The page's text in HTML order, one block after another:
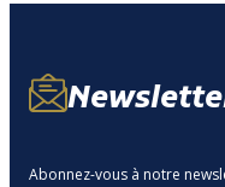
Abonnez-vous à notre